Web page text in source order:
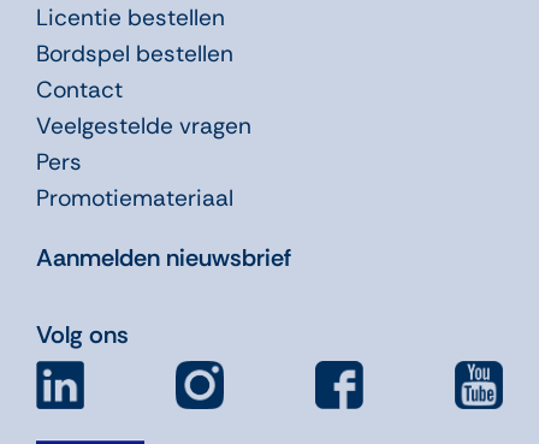
Licentie bestellen
Bordspel bestellen
Contact
Veelgestelde vragen
Pers
Promotiemateriaal
Aanmelden nieuwsbrief
Volg ons